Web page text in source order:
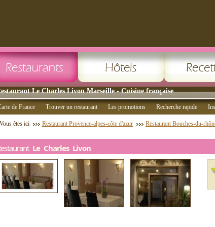
Le Charles Livon Marseille - Cuisine française
de France Trouver un restaurant Les promotions Recherche rapide
Vous êtes ici Restaurant Provence-alpes-côte d'azur Restaurant Bouches-du-
Le Charles Livon